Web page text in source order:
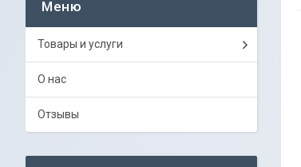
Товары и услуги
О нас
Отзывы